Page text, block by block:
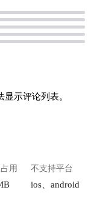
示评论列表。
用 不支持平台
ios、android